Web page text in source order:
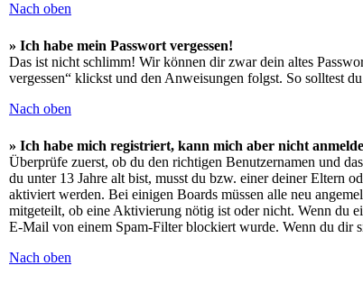
Nach oben
» Ich habe mein Passwort vergessen!
Das ist nicht schlimm! Wir können dir zwar dein altes
vergessen“ klickst und den Anweisungen folgst. So solltest
Nach oben
» Ich habe mich registriert, kann mich aber nicht
Überprüfe zuerst, ob du den richtigen Benutzernamen und
du unter 13 Jahre alt bist, musst du bzw. einer deiner Eltern
aktiviert werden. Bei einigen Boards müssen alle neu
mitgeteilt, ob eine Aktivierung nötig ist oder nicht. Wenn du
E-Mail von einem Spam-Filter blockiert wurde. Wenn du dir
Nach oben